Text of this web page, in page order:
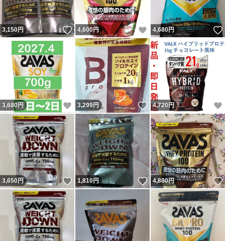
3,150円 いいね！
4,600円 いいね！
4,680円
3,680円 いいね！
3,299円 いいね！
4,720 円
3,650円 いいね！
1,810円 いいね！
4,880円